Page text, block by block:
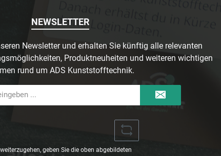
NEWSLETTER
Newsletter und erhalten Sie künftig alle relevanten
Produktneuheiten und weiteren wichtigen
rund um ADS Kunststofftechnik.
geben Sie die oben abgebildeten